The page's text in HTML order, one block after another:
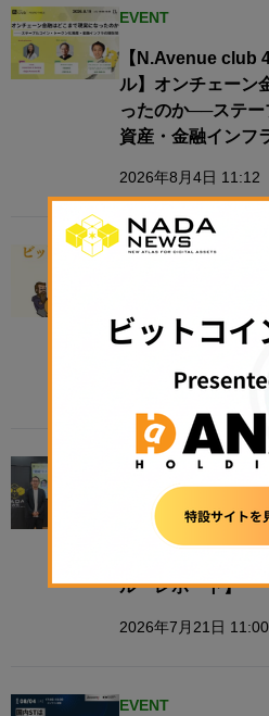
EVENT
【N.Avenue club
ル】オンチェーン
ったのか──ステ
資産・金融インフ
2026年8月4日 11:12
EVENT
＜7月22日 イベン
号資産市場を考え
ビットコイナーが
2026年7月21日 18:29
EVENT
“地域”をオンチ
のか──地方創生
【N.Avenue club
ル・レポート】
2026年7月21日 11:00
EVENT